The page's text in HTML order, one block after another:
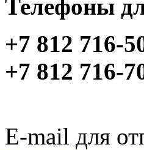
Телефоны
+7 812 716-
+7 812 716-
E-mail для